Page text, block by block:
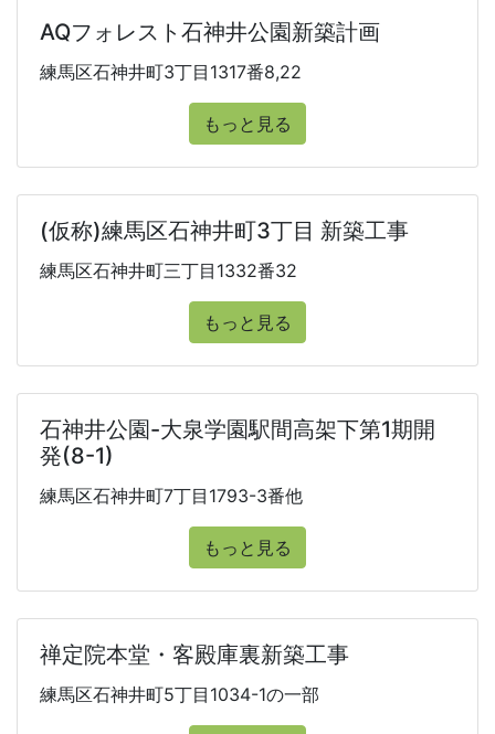
AQフォレスト石神井公園新築計画
練馬区石神井町3丁目1317番8,22
もっと見る
(仮称)練馬区石神井町3丁目 新築工事
練馬区石神井町三丁目1332番32
もっと見る
石神井公園-大泉学園駅間高架下第1期開
発(8-1)
練馬区石神井町7丁目1793-3番他
もっと見る
禅定院本堂・客殿庫裏新築工事
練馬区石神井町5丁目1034-1の一部